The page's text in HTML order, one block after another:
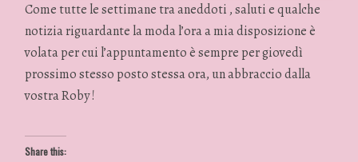
Come tutte le settimane tra aneddoti , saluti e qualche
notizia riguardante la moda l’ora a mia disposizione è
volata per cui l’appuntamento è sempre per giovedì
prossimo stesso posto stessa ora, un abbraccio dalla
vostra Roby !
Share this: